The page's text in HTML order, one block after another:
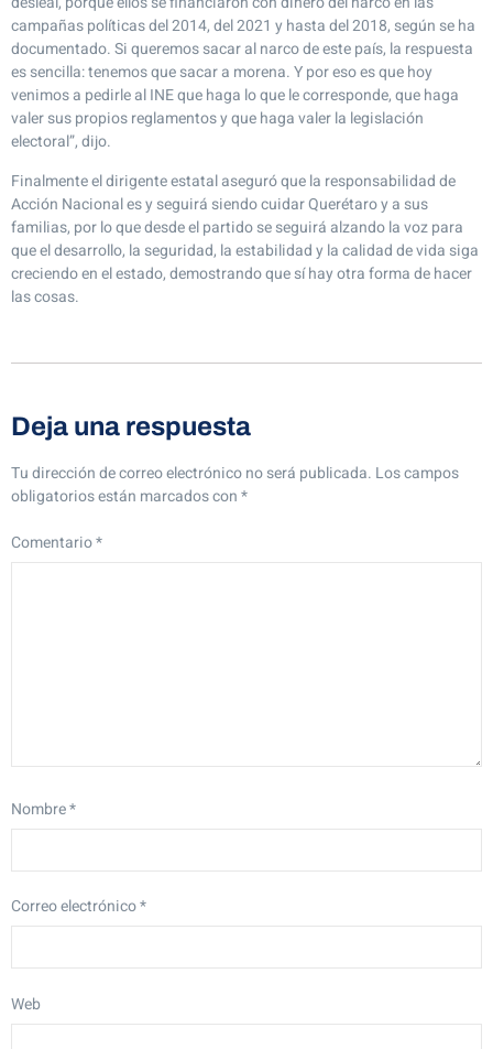
campañas políticas del 2014, del 2021 y hasta del 2018, según se ha
documentado. Si queremos sacar al narco de este país, la respuesta
es sencilla: tenemos que sacar a morena. Y por eso es que hoy
venimos a pedirle al INE que haga lo que le corresponde, que haga
valer sus propios reglamentos y que haga valer la legislación
electoral”, dijo.
Finalmente el dirigente estatal aseguró que la responsabilidad de
Acción Nacional es y seguirá siendo cuidar Querétaro y a sus
familias, por lo que desde el partido se seguirá alzando la voz para
que el desarrollo, la seguridad, la estabilidad y la calidad de vida siga
creciendo en el estado, demostrando que sí hay otra forma de hacer
las cosas.
Deja una respuesta
Tu dirección de correo electrónico no será publicada. Los campos
obligatorios están marcados con*
Comentario*
Nombre*
Correo electrónico*
Web